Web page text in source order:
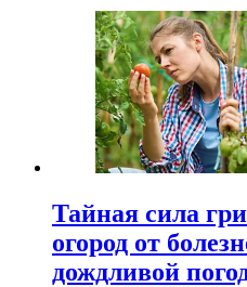
Тайная сила
огород от
дождливой